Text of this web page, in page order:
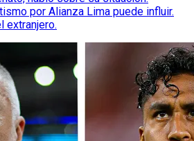
por Alianza Lima puede influir.
extranjero.